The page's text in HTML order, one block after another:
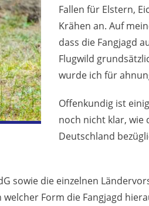
Fallen für Elstern,
Krähen an. Auf
dass die Fangjagd
Flugwild
wurde ich für
Offenkundig ist
noch nicht klar, wie
Deutschland
sowie die einzelnen
Form die Fangjagd